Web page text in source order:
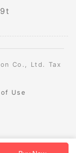
Co., Ltd. Tax
Use